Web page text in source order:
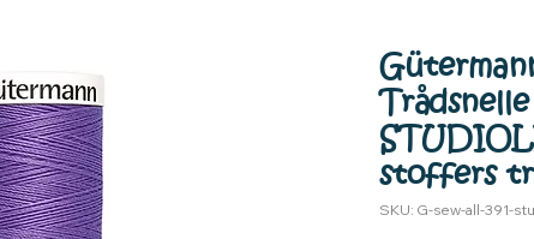
Trådsnelle
stoffers
SKU: G-sew-all-391-